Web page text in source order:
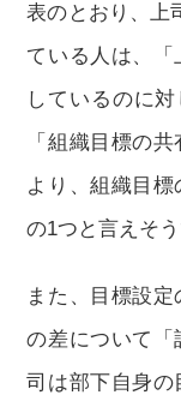
表のとおり、上
ている人は、
しているのに
「組織目標の
より、組織目
の1つと言えそう
また、目標設
の差について「
司は部下自身の